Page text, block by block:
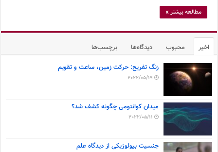
مطالعه بیشتر »
اخیر محبوب دیدگاه‌ها برچسب‌ها
زنگ تفریح: حرکت زمین، ساعت و تقویم
2022/05/19
میدان کوانتومی چگونه کشف شد؟
2022/05/11
جنسیت بیولوژیکی از دیدگاه علم